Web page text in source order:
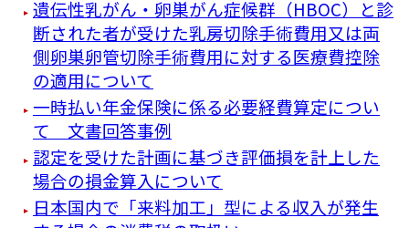
遺伝性乳がん・卵巣がん症候群（HBOC）と診
断された者が受けた乳房切除手術費用又は両
側卵巣卵管切除手術費用に対する医療費控除
の適用について
一時払い年金保険に係る必要経費算定につい
て 文書回答事例
認定を受けた計画に基づき評価損を計上した
場合の損金算入について
日本国内で「来料加工」型による収入が発生